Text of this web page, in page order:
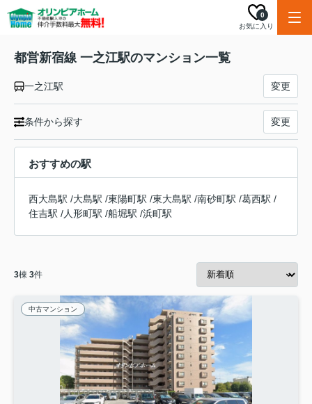
お気に入り
0
都営新宿線 一之江駅のマンション一覧
一之江駅 変更
条件から探す 変更
おすすめの駅
西大島駅 /大島駅 /東陽町駅 /東大島駅 /南砂町駅 /葛西駅 /
住吉駅 /人形町駅 /船堀駅 /浜町駅
3棟 3件
中古マンション